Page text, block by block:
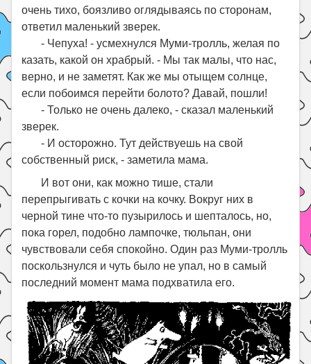
очень тихо, боязливо оглядываясь по сторонам,
ответил маленький зверек.
- Чепуха! - усмехнулся Муми-тролль, желая по
казать, какой он храбрый. - Мы так малы, что нас,
верно, и не заметят. Как же мы отыщем солнце,
если побоимся перейти болото? Давай, пошли!
- Только не очень далеко, - сказал маленький
зверек.
- И осторожно. Тут действуешь на свой
собственный риск, - заметила мама.
И вот они, как можно тише, стали
перепрыгивать с кочки на кочку. Вокруг них в
черной тине что-то пузырилось и шепталось, но,
пока горел, подобно лампочке, тюльпан, они
чувствовали себя спокойно. Один раз Муми-тролль
поскользнулся и чуть было не упал, но в самый
последний момент мама подхватила его.